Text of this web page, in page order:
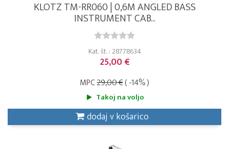
KLOTZ TM-RR060 | 0,6M ANGLED BASS
INSTRUMENT CAB...
Kat. št. : 28778634
25,00 €
MPC29,00 €( -14% )
Takoj na voljo
dodaj v košarico